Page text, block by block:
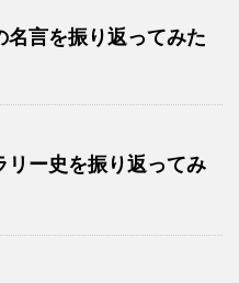
名言を振り返ってみた
リー史を振り返ってみ